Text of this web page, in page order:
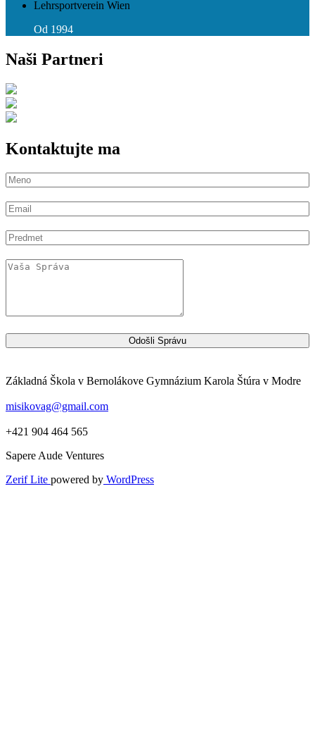
Lehrsportverein Wien
Od 1994
Naši Partneri
Kontaktujte ma
Odošli Správu
Základná Škola v Bernolákove Gymnázium Karola Štúra v Modre
misikovag@gmail.com
+421 904 464 565
Sapere Aude Ventures
Zerif Lite powered by WordPress